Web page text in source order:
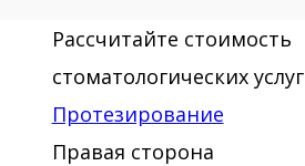
Рассчитайте стоимость
стоматологических услуг
Протезирование
Правая сторона